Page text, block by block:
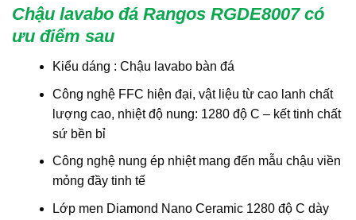
Chậu lavabo đá Rangos RGDE8007 có
ưu điểm sau
Kiểu dáng : Chậu lavabo bàn đá
Công nghệ FFC hiện đại, vật liệu từ cao lanh chất
lượng cao, nhiệt độ nung: 1280 độ C – kết tinh chất
sứ bền bỉ
Công nghệ nung ép nhiệt mang đến mẫu chậu viền
mỏng đầy tinh tế
Lớp men Diamond Nano Ceramic 1280 độ C dày